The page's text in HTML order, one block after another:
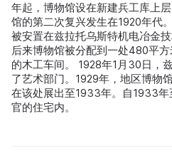
年起，博物馆设在新建兵工库上
馆的第二次复兴发生在1920年代
被安置在兹拉托乌斯特机电冶金
后来博物馆被分配到一处480平
的木工车间。 1928年1月30日，
了艺术部门。1929年，地区博物
在该处展出至1933年。自1933
官的住宅内。